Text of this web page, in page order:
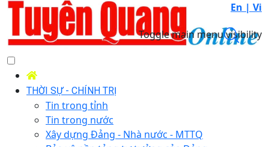
En | Vi
Toggle main menu visibility
THỜI SỰ - CHÍNH TRỊ
Tin trong tỉnh
Tin trong nước
Xây dựng Đảng - Nhà nước - MTTQ